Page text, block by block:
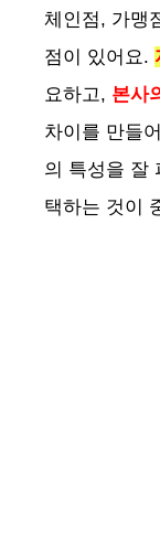
체인점, 가맹
점이 있어요.
요하고, 본사
차이를 만들
의 특성을 잘
택하는 것이